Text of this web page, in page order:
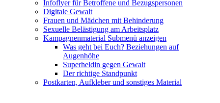
Infoflyer für Betroffene und Bezugspersonen
Digitale Gewalt
Frauen und Mädchen mit Behinderung
Sexuelle Belästigung am Arbeitsplatz
Kampagnenmaterial Submenü anzeigen
Was geht bei Euch? Beziehungen auf
Augenhöhe
Superheldin gegen Gewalt
Der richtige Standpunkt
Postkarten, Aufkleber und sonstiges Material